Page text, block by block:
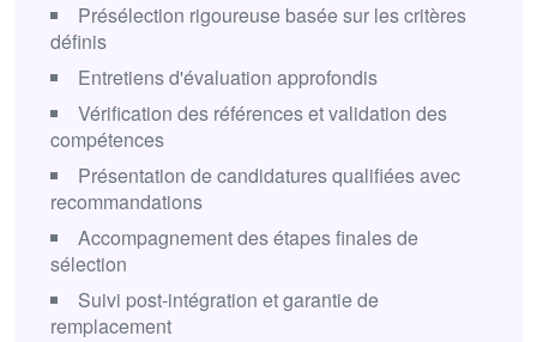
Présélection rigoureuse basée sur les critères
définis
Entretiens d'évaluation approfondis
Vérification des références et validation des
compétences
Présentation de candidatures qualifiées avec
recommandations
Accompagnement des étapes finales de
sélection
Suivi post-intégration et garantie de
remplacement